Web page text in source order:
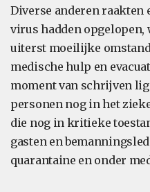
Diverse anderen raakten
virus hadden
uiterst moeilijke
medische hulp en
moment van schrijven
personen nog in het
die nog in kritieke
gasten en
quarantaine en onder